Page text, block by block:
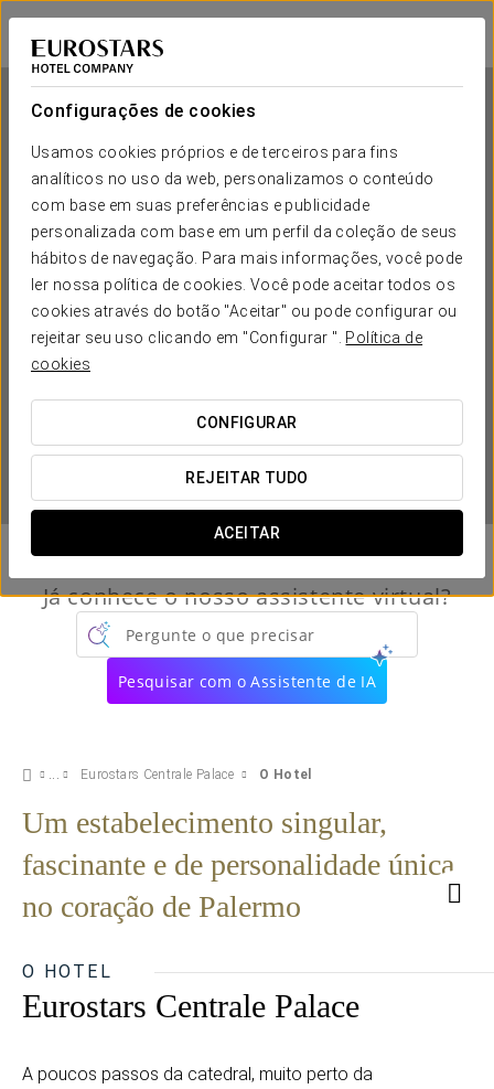
Configurações de cookies
Usamos cookies próprios e de terceiros para fins
analíticos no uso da web, personalizamos o conteúdo
com base em suas preferências e publicidade
personalizada com base em um perfil da coleção de seus
hábitos de navegação. Para mais informações, você pode
ler nossa política de cookies. Você pode aceitar todos os
cookies através do botão "Aceitar" ou pode configurar ou
rejeitar seu uso clicando em "Configurar ". Política de
cookies
CONFIGURAR
REJEITAR TUDO
ACEITAR
Eurostars Centrale Palace
PALERMO
Eurostars Centrale Palace
PALERMO
QUANDO QUER IR?
Já conhece o nosso assistente virtual?
Pergunte o que precisar
Pesquisar com o Assistente de IA
Eurostars Centrale Palace O Hotel
Um estabelecimento singular,
fascinante e de personalidade única
no coração de Palermo
O HOTEL
Eurostars Centrale Palace
A poucos passos da catedral, muito perto da